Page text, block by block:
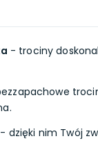
- trociny
- dzięki nim Twój